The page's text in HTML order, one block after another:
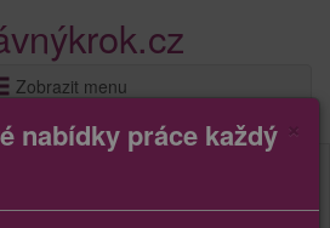
Zobrazit menu
nabídky práce každý